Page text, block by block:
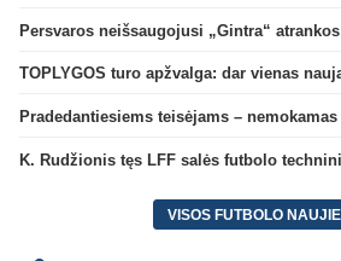
TOPLYGOS turo apžvalga: dar vienas
VISOS FUTBOLO